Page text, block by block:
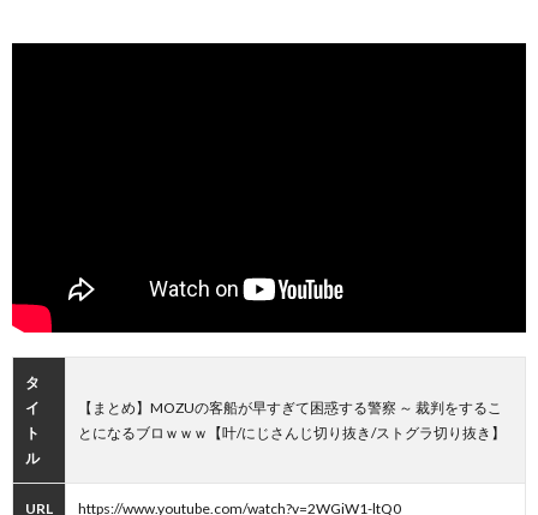
タ
イ
ト
ル
【まとめ】MOZUの客船が早すぎて困惑する警察 ～ 裁判をするこ
とになるブロｗｗｗ【叶/にじさんじ切り抜き/ストグラ切り抜き】
URL https://www.youtube.com/watch?v=2WGiW1-ltQ0